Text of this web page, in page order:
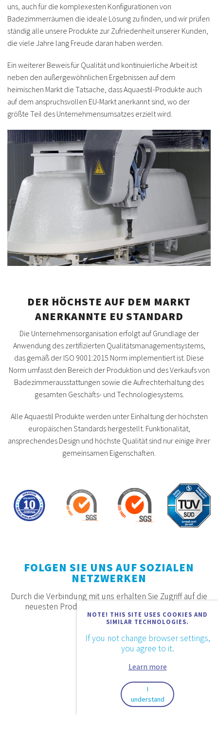
uns, auch für die komplexesten Konfigurationen von
Badezimmerräumen die ideale Lösung zu finden, und wir prüfen
ständig alle unsere Produkte zur Zufriedenheit unserer Kunden,
die viele Jahre lang Freude daran haben werden.
Ein weiterer Beweis für Qualität und kontinuierliche Arbeit ist
neben den außergewöhnlichen Ergebnissen auf dem
heimischen Markt die Tatsache, dass Aquaestil-Produkte auch
auf dem anspruchsvollen EU-Markt anerkannt sind, wo der
größte Teil des Unternehmensumsatzes erzielt wird.
DER HÖCHSTE AUF DEM MARKT
ANERKANNTE EU STANDARD
Die Unternehmensorganisation erfolgt auf Grundlage der
Anwendung des zertifizierten Qualitätsmanagementsystems,
das gemäß der ISO 9001:2015 Norm implementiert ist. Diese
Norm umfasst den Bereich der Produktion und des Verkaufs von
Badezimmerausstattungen sowie die Aufrechterhaltung des
gesamten Geschäfts- und Technologiesystems.
Alle Aquaestil Produkte werden unter Einhaltung der höchsten
europäischen Standards hergestellt. Funktionalität,
ansprechendes Design und höchste Qualität sind nur einige ihrer
gemeinsamen Eigenschaften.
NOTE! THIS SITE USES COOKIES AND
SIMILAR TECHNOLOGIES.
If you not change browser settings,
you agree to it.
Learn more
I
understand
FOLGEN SIE UNS AUF SOZIALEN
NETZWERKEN
Durch die Verbindung mit uns erhalten Sie Zugriff auf die
neuesten Produkte, Angebote und Neuigkeiten.